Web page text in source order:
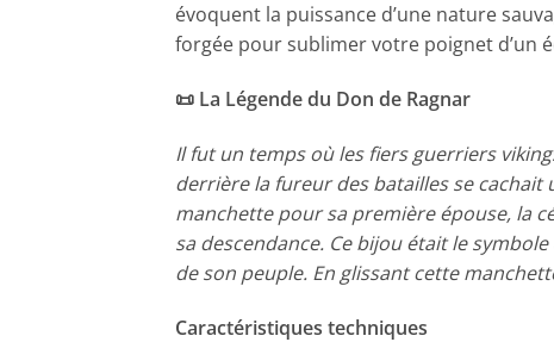
évoquent la puissance d’une nature
forgée pour sublimer votre poignet d’un
📜 La Légende du Don de Ragnar
Il fut un temps où les fiers guerriers
derrière la fureur des batailles se
manchette pour sa première épouse, la
sa descendance. Ce bijou était le
de son peuple. En glissant cette
Caractéristiques techniques